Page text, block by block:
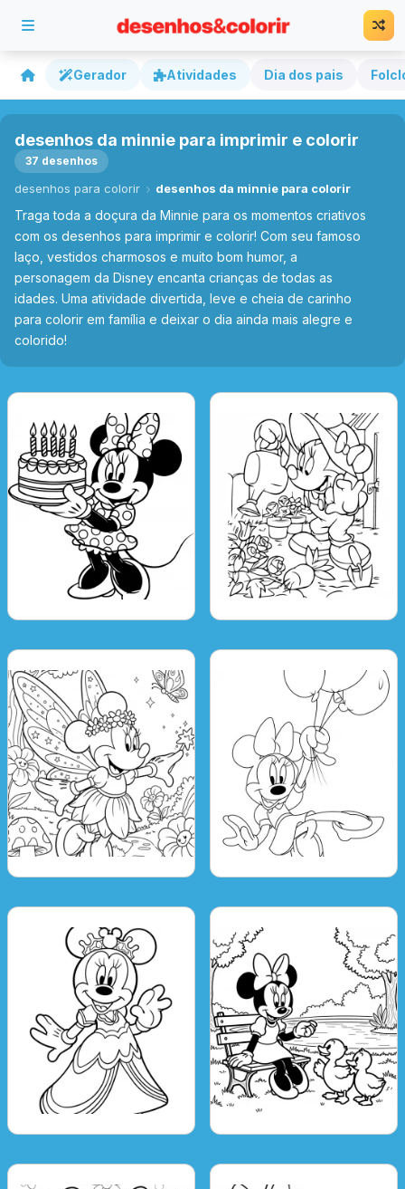
Gerador Atividades Dia dos pais
desenhos da minnie para imprimir e colorir
37 desenhos
desenhos para colorir desenhos da minnie para colorir
Traga toda a doçura da Minnie para os momentos criativos
com os desenhos para imprimir e colorir! Com seu famoso
laço, vestidos charmosos e muito bom humor, a
personagem da Disney encanta crianças de todas as
idades. Uma atividade divertida, leve e cheia de carinho
para colorir em família e deixar o dia ainda mais alegre e
colorido!